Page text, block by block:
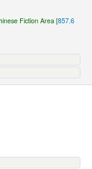
Fiction Area [857.6